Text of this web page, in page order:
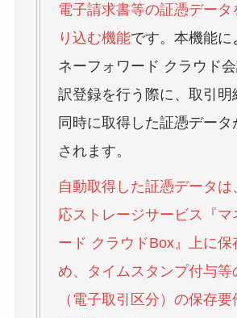
電子請求書等の証憑データ
り込む機能です。本機能に
ネーフォワード クラウド
訳登録を行う際に、取引明
同時に取得した証憑データ
されます。
自動取得した証憑データは
応ストレージサービス『マ
ード クラウドBox』上に保
め、タイムスタンプ付与等
（電子取引区分）の保存